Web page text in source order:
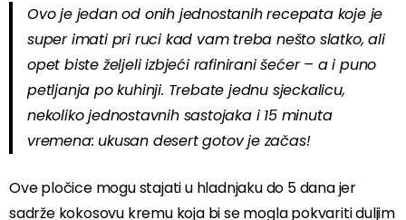
Ovo je jedan od onih jednostanih recepata koje je
super imati pri ruci kad vam treba nešto slatko, ali
opet biste željeli izbjeći rafinirani šećer – a i puno
petljanja po kuhinji. Trebate jednu sjeckalicu,
nekoliko jednostavnih sastojaka i 15 minuta
vremena: ukusan desert gotov je začas!
Ove pločice mogu stajati u hladnjaku do 5 dana jer
sadrže kokosovu kremu koja bi se mogla pokvariti duljim